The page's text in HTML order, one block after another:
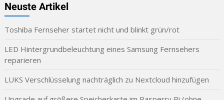
Neuste Artikel
Toshiba Fernseher startet nicht und blinkt grün/rot
LED Hintergrundbeleuchtung eines Samsung Fernsehers
reparieren
LUKS Verschlüsselung nachträglich zu Nextcloud hinzufügen